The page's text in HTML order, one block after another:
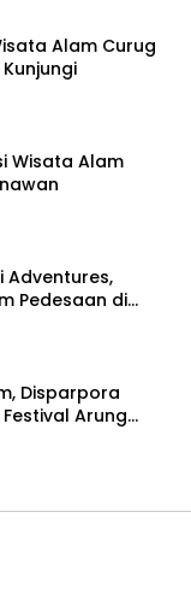
Alam Curug
Wisata Alam
Adventures,
Pedesaan di
Disparpora
Arung